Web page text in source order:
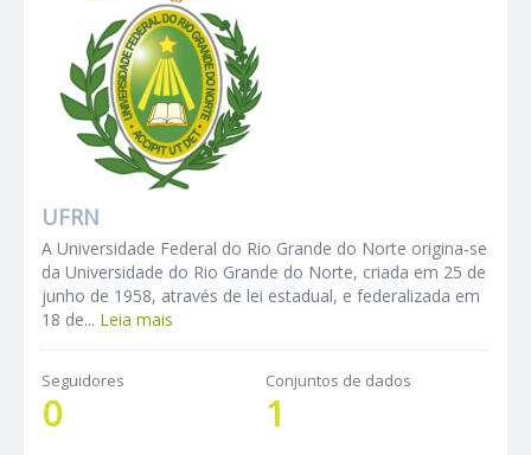
UFRN
A Universidade Federal do Rio Grande do Norte origina-se
da Universidade do Rio Grande do Norte, criada em 25 de
junho de 1958, através de lei estadual, e federalizada em
18 de... Leia mais
Seguidores
0
Conjuntos de dados
1